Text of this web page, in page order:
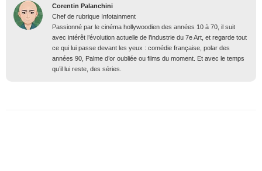
Corentin Palanchini
Chef de rubrique Infotainment
Passionné par le cinéma hollywoodien des années 10 à 70, il suit
avec intérêt l’évolution actuelle de l’industrie du 7e Art, et regarde tout
ce qui lui passe devant les yeux : comédie française, polar des
années 90, Palme d’or oubliée ou films du moment. Et avec le temps
qu’il lui reste, des séries.